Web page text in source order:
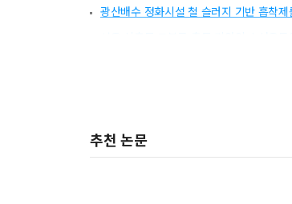
광산배수 정화시설 철 슬러지 기반 흡착
추천 논문